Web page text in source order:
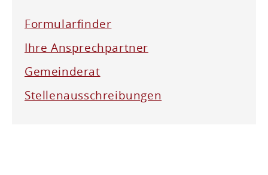
Formularfinder
Ihre Ansprechpartner
Gemeinderat
Stellenausschreibungen